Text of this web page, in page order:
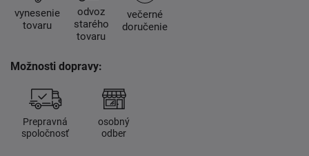
vynesenie
tovaru
odvoz
starého
tovaru
večerné
doručenie
Možnosti dopravy:
Prepravná
spoločnosť
osobný
odber